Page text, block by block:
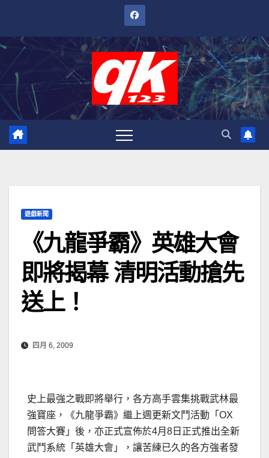
內
遊戲新聞
《九龍爭霸》英雄大會
即將揭幕 清明活動搶先
送上！
四月 6, 2009
史上最強之戰即將舉行，各方高手雲集挑戰武林最
強寶座，《九龍爭霸》繼上週更新文鬥活動「OX
問答大賽」後，亦正式宣佈於4月8日正式推出全新
武鬥系統「英雄大會」，讓苦練已久的各方強者發